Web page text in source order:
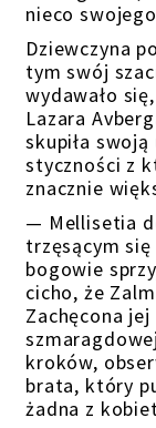
nieco
Dziewczyna
tym swój
wydawało
Lazara
skupiła
styczności z
znacznie
— Mellisetia
trzęsącym się
bogowie
cicho, że
Zachęcona
kroków,
brata, który
żadna z